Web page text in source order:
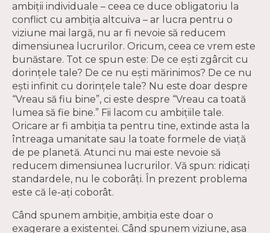
ambiții individuale – ceea ce duce obligatoriu la
conflict cu ambiția altcuiva – ar lucra pentru o
viziune mai largă, nu ar fi nevoie să reducem
dimensiunea lucrurilor. Oricum, ceea ce vrem este
bunăstare. Tot ce spun este: De ce ești zgârcit cu
dorințele tale? De ce nu ești mărinimos? De ce nu
ești infinit cu dorințele tale? Nu este doar despre
“Vreau să fiu bine”, ci este despre “Vreau ca toată
lumea să fie bine.” Fii lacom cu ambițiile tale.
Oricare ar fi ambiția ta pentru tine, extinde asta la
întreaga umanitate sau la toate formele de viață
de pe planetă. Atunci nu mai este nevoie să
reducem dimensiunea lucrurilor. Vă spun: ridicați
standardele, nu le coborâți. În prezent problema
este că le-ați coborât.
Când spunem ambiție, ambiția este doar o
exagerare a existenței. Când spunem viziune, așa